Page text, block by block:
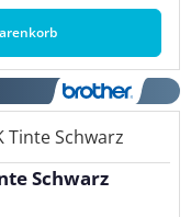
Schwarz